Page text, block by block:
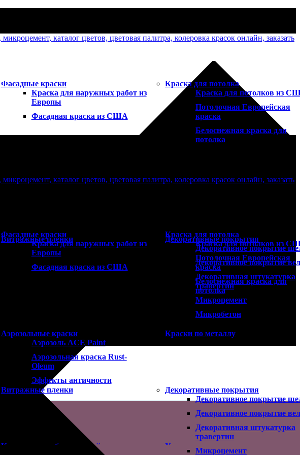
Фасадные краски
Краска для наружных работ из
Европы
Фасадная краска из США
Краска для потолка
Краска для потолков из
Потолочная Европейская
краска
Белоснежная краска для
потолка
Витражные пленки
Декоративные покрытия
Декоративное покрытие
Декоративное покрытие
Декоративная штукатурка
травертин
Микроцемент
Микробетон
Аэрозольные краски
Аэрозоль ACE Paint
Аэрозольная краска Rust-
Oleum
Эффекты античности
Краски по металлу
Краски для мебели, дверей Универсальные краски
Фасадные краски
Краска для наружных работ из
Европы
Фасадная краска из США
Краска для потолка
Краска для потолков из
Потолочная Европейская
краска
Белоснежная краска для
потолка
Витражные пленки
Декоративные покрытия
Декоративное покрытие
Декоративное покрытие
Декоративная штукатурка
травертин
Микроцемент